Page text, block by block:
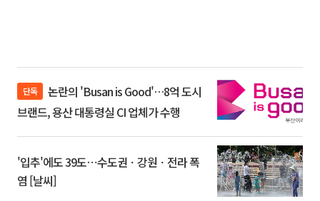
단독
브랜드, 용산 대통령실 CI 업체가 수행
'입추'에도 39도⋯수도권ㆍ강원ㆍ전라 폭
염 [날씨]